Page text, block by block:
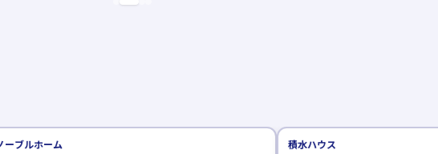
ム 積水ハウス